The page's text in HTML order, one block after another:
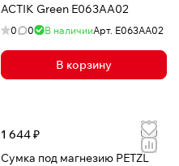
ACTIK Green E063AA02
0 0 В наличииАрт. E063AA02
В корзину
1 644 ₽
Сумка под магнезию PETZL